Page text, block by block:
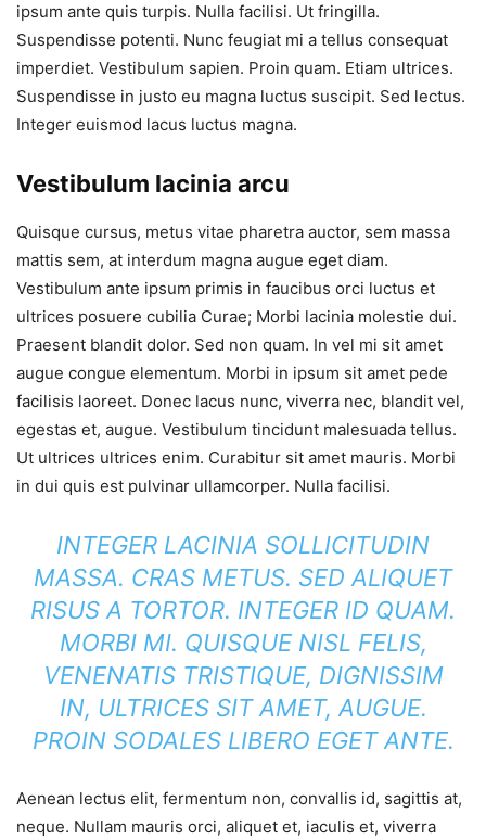
ipsum ante quis turpis. Nulla facilisi. Ut fringilla.
Suspendisse potenti. Nunc feugiat mi a tellus consequat
imperdiet. Vestibulum sapien. Proin quam. Etiam ultrices.
Suspendisse in justo eu magna luctus suscipit. Sed lectus.
Integer euismod lacus luctus magna.
Vestibulum lacinia arcu
Quisque cursus, metus vitae pharetra auctor, sem massa
mattis sem, at interdum magna augue eget diam.
Vestibulum ante ipsum primis in faucibus orci luctus et
ultrices posuere cubilia Curae; Morbi lacinia molestie dui.
Praesent blandit dolor. Sed non quam. In vel mi sit amet
augue congue elementum. Morbi in ipsum sit amet pede
facilisis laoreet. Donec lacus nunc, viverra nec, blandit vel,
egestas et, augue. Vestibulum tincidunt malesuada tellus.
Ut ultrices ultrices enim. Curabitur sit amet mauris. Morbi
in dui quis est pulvinar ullamcorper. Nulla facilisi.
INTEGER LACINIA SOLLICITUDIN
MASSA. CRAS METUS. SED ALIQUET
RISUS A TORTOR. INTEGER ID QUAM.
MORBI MI. QUISQUE NISL FELIS,
VENENATIS TRISTIQUE, DIGNISSIM
IN, ULTRICES SIT AMET, AUGUE.
PROIN SODALES LIBERO EGET ANTE.
Aenean lectus elit, fermentum non, convallis id, sagittis at,
neque. Nullam mauris orci, aliquet et, iaculis et, viverra